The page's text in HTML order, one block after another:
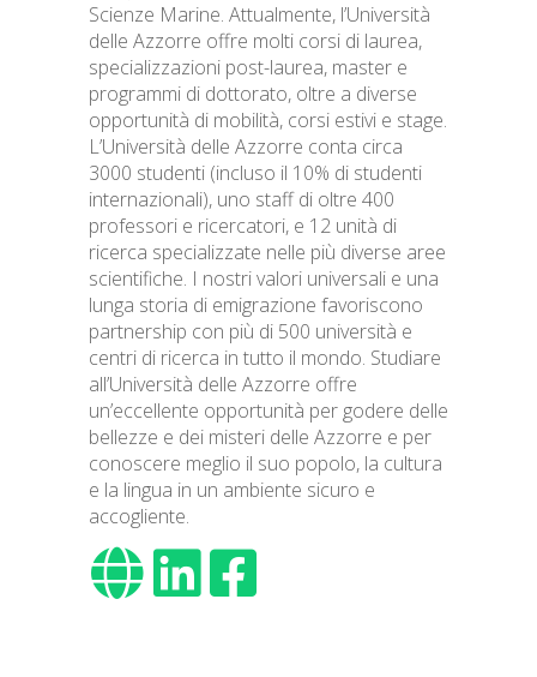
Scienze Marine. Attualmente, l’Università
delle Azzorre offre molti corsi di laurea,
specializzazioni post-laurea, master e
programmi di dottorato, oltre a diverse
opportunità di mobilità, corsi estivi e stage.
L’Università delle Azzorre conta circa
3000 studenti (incluso il 10% di studenti
internazionali), uno staff di oltre 400
professori e ricercatori, e 12 unità di
ricerca specializzate nelle più diverse aree
scientifiche. I nostri valori universali e una
lunga storia di emigrazione favoriscono
partnership con più di 500 università e
centri di ricerca in tutto il mondo. Studiare
all’Università delle Azzorre offre
un’eccellente opportunità per godere delle
bellezze e dei misteri delle Azzorre e per
conoscere meglio il suo popolo, la cultura
e la lingua in un ambiente sicuro e
accogliente.